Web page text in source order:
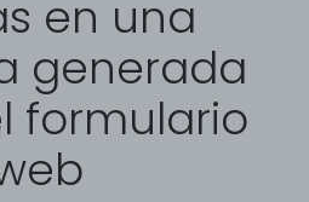
en una
generada
formulario